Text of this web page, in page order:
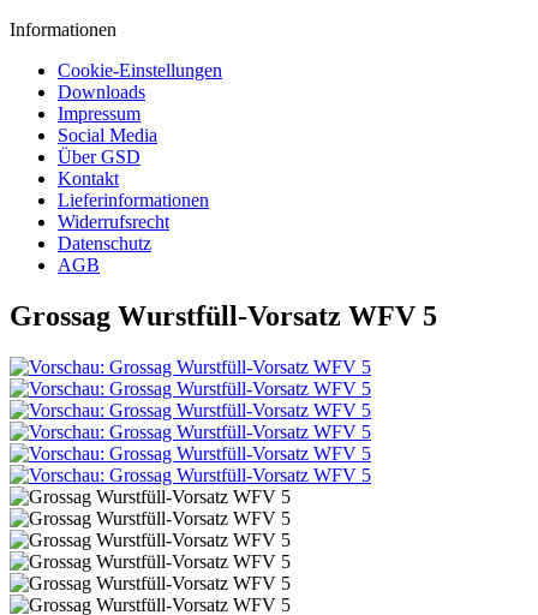
Informationen
Cookie-Einstellungen
Downloads
Impressum
Social Media
Über GSD
Kontakt
Lieferinformationen
Widerrufsrecht
Datenschutz
AGB
Grossag Wurstfüll-Vorsatz WFV 5